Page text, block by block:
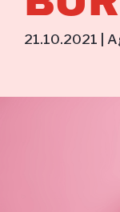
21.10.2021